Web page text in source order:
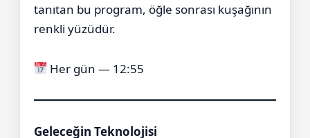
tanıtan bu program, öğle sonrası kuşağının
renkli yüzüdür.
Her gün — 12:55
Geleceğin Teknolojisi